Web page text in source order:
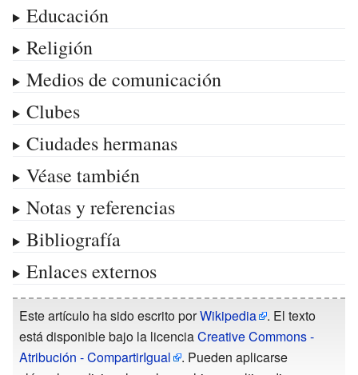
Educación
Religión
Medios de comunicación
Clubes
Ciudades hermanas
Véase también
Notas y referencias
Bibliografía
Enlaces externos
Este artículo ha sido escrito porWikipedia
. El texto
está disponible bajo la licenciaCreative Commons -
Atribución - CompartirIgual
. Pueden aplicarse